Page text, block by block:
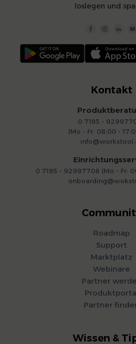
loslegen und
Kontakt
0 7195 -
(Mo - Fr: 08:00 -
0 7195 - 92997708 (Mo - Fr:
Roadmap
Support
Marktplatz
Webinare
Partner
Partner
Wissen &